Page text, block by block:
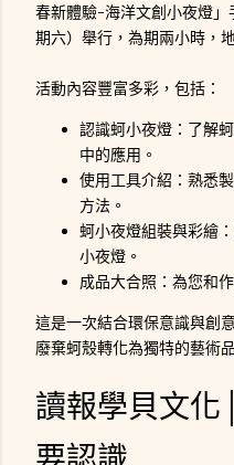
春新體驗-海洋文創小夜燈」
期六）舉行，為期兩小時，
活動內容豐富多彩，包括：
認識蚵小夜燈：了解
中的應用。
使用工具介紹：熟悉
方法。
蚵小夜燈組裝與彩繪
小夜燈。
成品大合照：為您和
這是一次結合環保意識與創
廢棄蚵殼轉化為獨特的藝術
讀報學貝文